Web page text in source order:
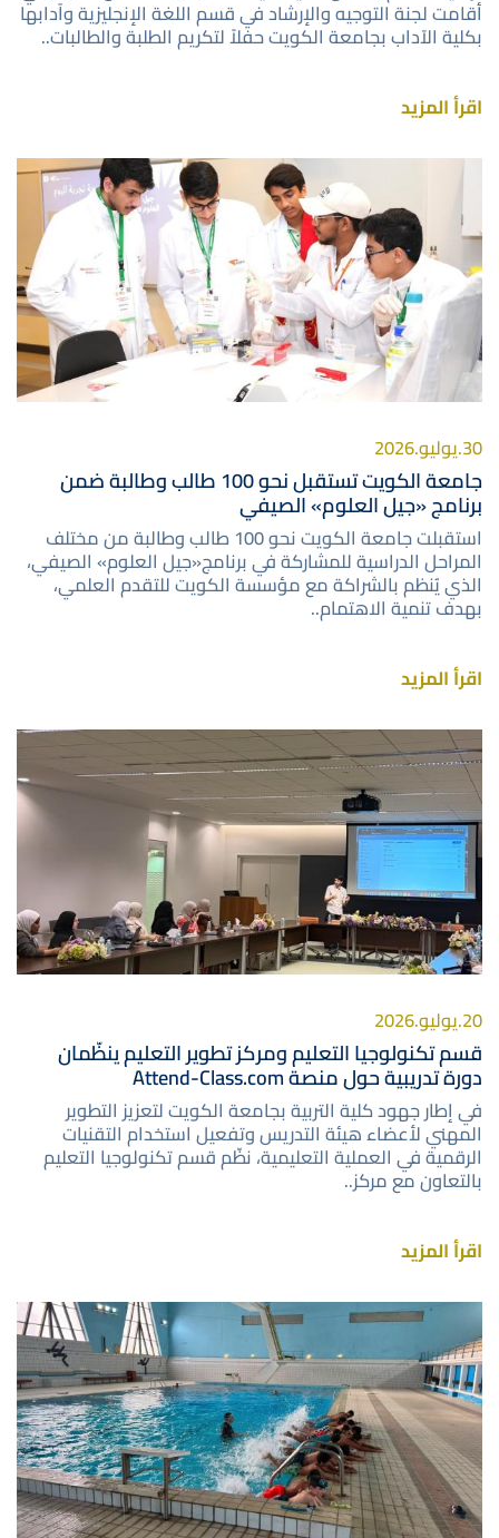
أقامت لجنة التوجيه والإرشاد في قسم اللغة الإنجليزية وآدابها
بكلية الآداب بجامعة الكويت حفلاً لتكريم الطلبة والطالبات..
اقرأ المزيد
30.يوليو.2026
جامعة الكويت تستقبل نحو 100 طالب وطالبة ضمن
برنامج «جيل العلوم» الصيفي
استقبلت جامعة الكويت نحو 100 طالب وطالبة من مختلف
المراحل الدراسية للمشاركة في برنامج«جيل العلوم» الصيفي،
الذي يُنظم بالشراكة مع مؤسسة الكويت للتقدم العلمي،
بهدف تنمية الاهتمام..
اقرأ المزيد
صورة
20.يوليو.2026
قسم تكنولوجيا التعليم ومركز تطوير التعليم ينظّمان
دورة تدريبية حول منصة Attend-Class.com
في إطار جهود كلية التربية بجامعة الكويت لتعزيز التطوير
المهني لأعضاء هيئة التدريس وتفعيل استخدام التقنيات
الرقمية في العملية التعليمية، نظّم قسم تكنولوجيا التعليم
بالتعاون مع مركز..
اقرأ المزيد
صورة